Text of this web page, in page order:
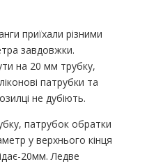
приїхали різними
завдовжки.
на 20 мм трубку,
патрубки та
не дубіють.
патрубок обратки
у верхнього кінця
20мм. Ледве